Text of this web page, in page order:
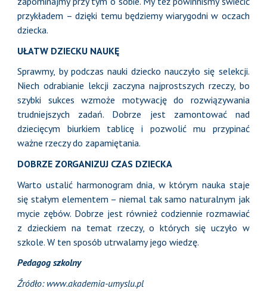
przykładem – dzięki temu będziemy wiarygodni w oczach
dziecka.
UŁATW DZIECKU NAUKĘ
Sprawmy, by podczas nauki dziecko nauczyło się selekcji.
Niech odrabianie lekcji zaczyna najprostszych rzeczy, bo
szybki sukces wzmoże motywację do rozwiązywania
trudniejszych zadań. Dobrze jest zamontować nad
dziecięcym biurkiem tablicę i pozwolić mu przypinać
ważne rzeczy do zapamiętania.
DOBRZE ZORGANIZUJ CZAS DZIECKA
Warto ustalić harmonogram dnia, w którym nauka staje
się stałym elementem – niemal tak samo naturalnym jak
mycie zębów. Dobrze jest również codziennie rozmawiać
z dzieckiem na temat rzeczy, o których się uczyło w
szkole. W ten sposób utrwalamy jego wiedzę.
Pedagog szkolny
Źródło: www.akademia-umyslu.pl